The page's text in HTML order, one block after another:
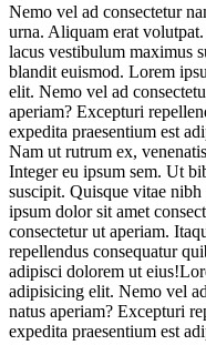
Nemo vel ad consectetur
urna. Aliquam erat
lacus vestibulum maximus
blandit euismod. Lorem
elit. Nemo vel ad
aperiam? Excepturi
expedita praesentium est
Nam ut rutrum ex,
Integer eu ipsum sem. Ut
suscipit. Quisque vitae
ipsum dolor sit amet
consectetur ut aperiam.
repellendus consequatur
adipisci dolorem ut
adipisicing elit. Nemo vel
natus aperiam? Excepturi
expedita praesentium est